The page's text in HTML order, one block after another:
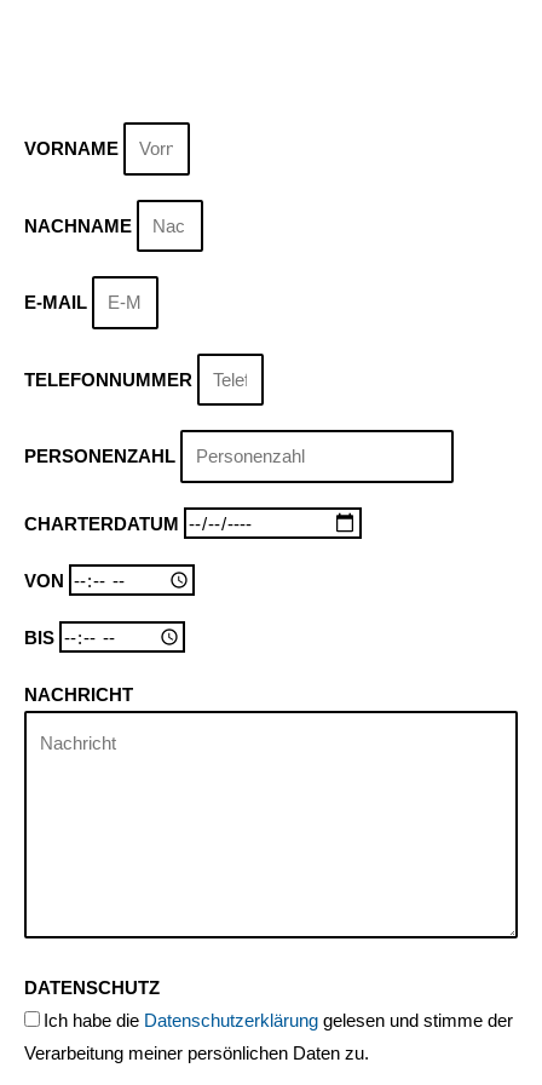
VORNAME
NACHNAME
E-MAIL
TELEFONNUMMER
PERSONENZAHL
CHARTERDATUM
VON
BIS
NACHRICHT
DATENSCHUTZ
Ich habe die Datenschutzerklärung gelesen und stimme der
Verarbeitung meiner persönlichen Daten zu.